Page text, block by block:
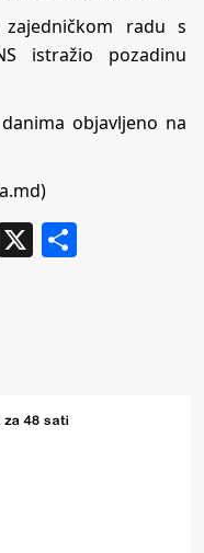
radu s
istražio pozadinu
objavljeno na
X